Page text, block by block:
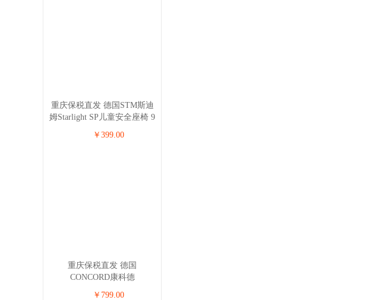
重庆保税直发 德国STM斯迪
姆Starlight SP儿童安全座椅 9
￥399.00
重庆保税直发 德国
CONCORD康科德
￥799.00